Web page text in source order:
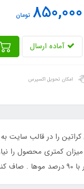
850,000 تومان
آماده ارسال
امکان تحویل اکسپرس
مو .